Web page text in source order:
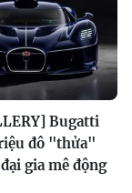
Bugatti
đô "thửa"
gia mê động